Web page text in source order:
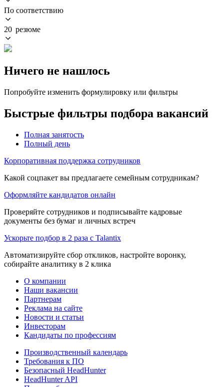
По соответствию
20 резюме
Ничего не нашлось
Попробуйте изменить формулировку или фильтры
Быстрые фильтры подбора вакансий
Полная занятость
Полный день
Корпоративная поддержка сотрудников
Какой соцпакет вы предлагаете семейным сотрудникам?
Оформляйте кандидатов онлайн
Проверяйте сотрудников и подписывайте кадровые
документы без бумаг и личных встреч
Ускорьте подбор в 2 раза с Talantix
Автоматизируйте сбор откликов, настройте воронку,
собирайте аналитику в 2 клика
О компании
Наши вакансии
Партнерам
Реклама на сайте
Новости и статьи
Инвесторам
Кандидаты по профессиям
Производственный календарь
Требования к ПО
Безопасный HeadHunter
HeadHunter API